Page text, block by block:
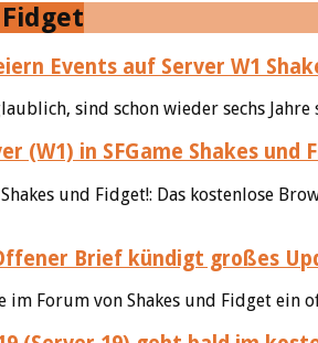
sind schon wieder sechs
Shakes und
und Fidget!: Das kostenlose
im Forum von Shakes und Fidget ein